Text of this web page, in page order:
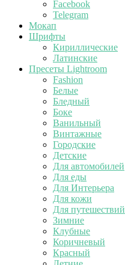
Facebook
Telegram
Мокап
Шрифты
Кириллические
Латинские
Пресеты Lightroom
Fashion
Белые
Бледный
Боке
Ванильный
Винтажные
Городские
Детские
Для автомобилей
Для еды
Для Интерьера
Для кожи
Для путешествий
Зимние
Клубные
Коричневый
Красный